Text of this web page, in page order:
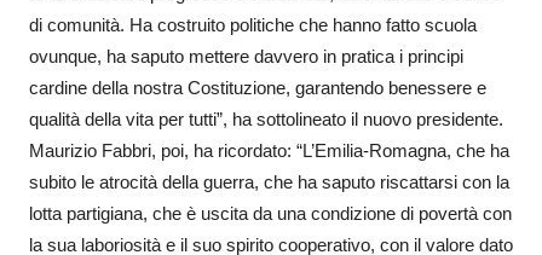
di comunità. Ha costruito politiche che hanno fatto scuola
ovunque, ha saputo mettere davvero in pratica i principi
cardine della nostra Costituzione, garantendo benessere e
qualità della vita per tutti”, ha sottolineato il nuovo presidente.
Maurizio Fabbri, poi, ha ricordato: “L’Emilia-Romagna, che ha
subito le atrocità della guerra, che ha saputo riscattarsi con la
lotta partigiana, che è uscita da una condizione di povertà con
la sua laboriosità e il suo spirito cooperativo, con il valore dato